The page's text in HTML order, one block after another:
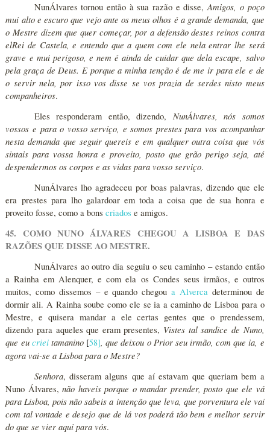
NunÁlvares tornou então à sua razão e disse,Amigos, o poço
mui alto e escuro que vejo ante os meus olhos é a grande demanda, que
o Mestre dizem que quer começar, por a defensão destes reinos contra
elRei de Castela, e entendo que a quem com ele nela entrar lhe será
grave e mui perigoso, e nem é ainda de cuidar que dela escape, salvo
pela graça de Deus. E porque a minha tenção é de me ir para ele e de
o servir nela, por isso vos disse se vos prazia de serdes nisto meus
companheiros.
Eles responderam então, dizendo, NunÁlvares, nós somos
vossos e para o vosso serviço, e somos prestes para vos acompanhar
nesta demanda que seguir quereis e em qualquer outra coisa que vós
sintais para vossa honra e proveito, posto que grão perigo seja, até
despendermos os corpos e as vidas para vosso serviço.
NunÁlvares lho agradeceu por boas palavras, dizendo que ele
era prestes para lho galardoar em toda a coisa que de sua honra e
proveito fosse, como a bonscriados e amigos.
45. COMO NUNO ÁLVARES CHEGOU A LISBOA E DAS
RAZÕES QUE DISSE AO MESTRE.
NunÁlvares ao outro dia seguiu o seu caminho – estando então
a Rainha em Alenquer, e com ela os Condes seus irmãos, e outros
muitos, como dissemos – e quando chegoua Alvercadeterminou de
dormir ali. A Rainha soube como ele se ia a caminho de Lisboa para o
Mestre, e quisera mandar a ele certas gentes que o prendessem,
dizendo para aqueles que eram presentes, Vistes tal sandice de Nuno,
que eu crieitamanino [58], que deixou o Prior seu irmão, com que ia, e
agora vai-se a Lisboa para o Mestre?
Senhora, disseram alguns que aí estavam que queriam bem a
Nuno Álvares,não haveis porque o mandar prender, posto que ele vá
para Lisboa, pois não sabeis a intenção que leva, que porventura ele vai
com tal vontade e desejo que de lá vos poderá tão bem e melhor servir
do que se vier aqui para vós.